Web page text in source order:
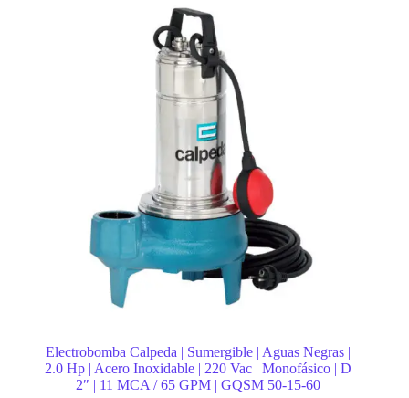
Electrobomba Calpeda | Sumergible | Aguas Negras |
2.0 Hp | Acero Inoxidable | 220 Vac | Monofásico | D
2″ | 11 MCA / 65 GPM | GQSM 50-15-60